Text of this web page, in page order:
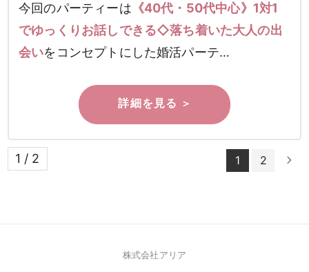
今回のパーティーは 《40代・50代中心》1対1
でゆっくりお話しできる◇落ち着いた大人の出
会いをコンセプトにした婚活パーテ…
1 / 2 1 2 
株式会社アリア